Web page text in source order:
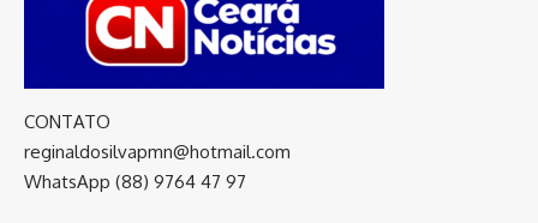
CONTATO
reginaldosilvapmn@hotmail.com
WhatsApp (88) 9764 47 97